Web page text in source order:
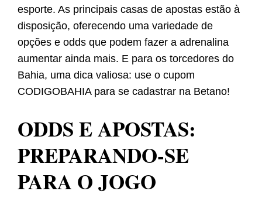
esporte. As principais casas de apostas estão à
disposição, oferecendo uma variedade de
opções e odds que podem fazer a adrenalina
aumentar ainda mais. E para os torcedores do
Bahia, uma dica valiosa: use o cupom
CODIGOBAHIA para se cadastrar na Betano!
ODDS E APOSTAS:
PREPARANDO-SE
PARA O JOGO